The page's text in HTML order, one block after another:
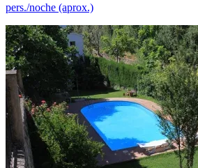
pers./noche (aprox.)